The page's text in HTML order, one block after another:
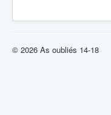
© 2026 As oubliés 14-18